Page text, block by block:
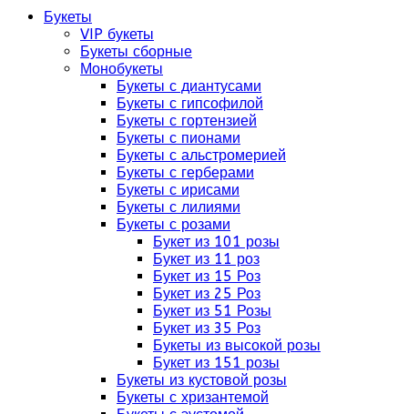
Букеты
VIP букеты
Букеты сборные
Монобукеты
Букеты с диантусами
Букеты с гипсофилой
Букеты с гортензией
Букеты с пионами
Букеты с альстромерией
Букеты с герберами
Букеты с ирисами
Букеты с лилиями
Букеты с розами
Букет из 101 розы
Букет из 11 роз
Букет из 15 Роз
Букет из 25 Роз
Букет из 51 Розы
Букет из 35 Роз
Букеты из высокой розы
Букет из 151 розы
Букеты из кустовой розы
Букеты с хризантемой